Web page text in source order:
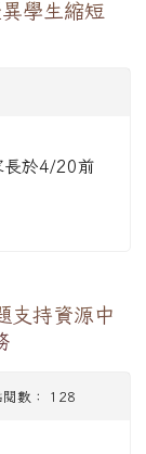
學生縮短
長於4/20前
支持資源中
數： 128